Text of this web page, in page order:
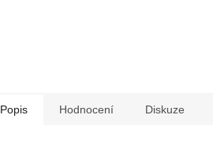
Popis Hodnocení Diskuze